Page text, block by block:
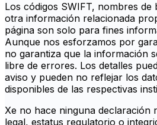
Los códigos SWIFT, nombres
otra información relacionada
página son solo para fines
Aunque nos esforzamos por
no garantiza que la información
libre de errores. Los detalles
aviso y pueden no reflejar los
disponibles de las respectivas
Xe no hace ninguna declaración
legal, estatus regulatorio o